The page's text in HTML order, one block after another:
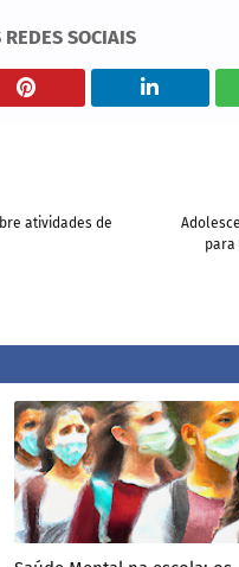
SOCIAIS
para
atividades de